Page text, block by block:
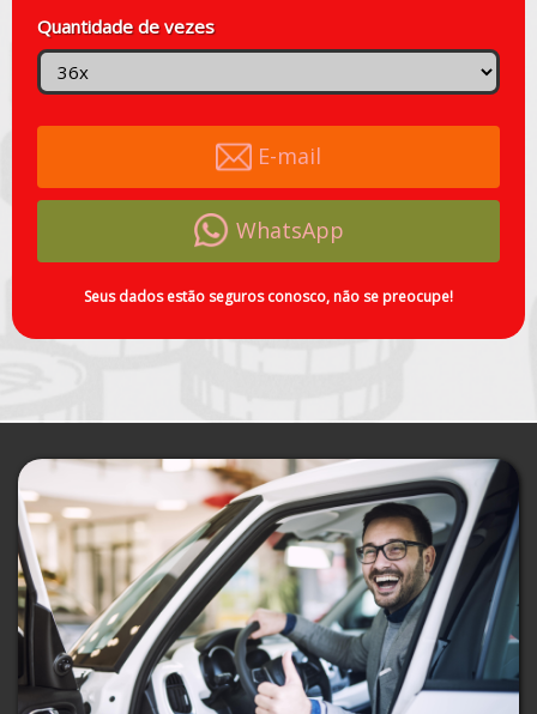
Quantidade de vezes
E-mail
WhatsApp
Seus dados estão seguros conosco, não se preocupe!